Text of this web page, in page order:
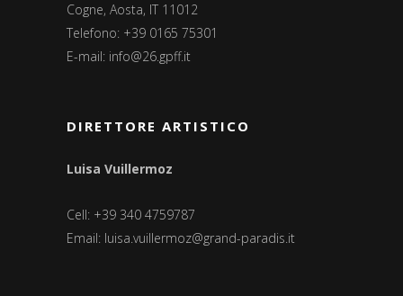
Cogne, Aosta, IT 11012
Telefono: +39 0165 75301
E-mail: info@26.gpff.it
DIRETTORE ARTISTICO
Luisa Vuillermoz
Cell: +39 340 4759787
Email: luisa.vuillermoz@grand-paradis.it